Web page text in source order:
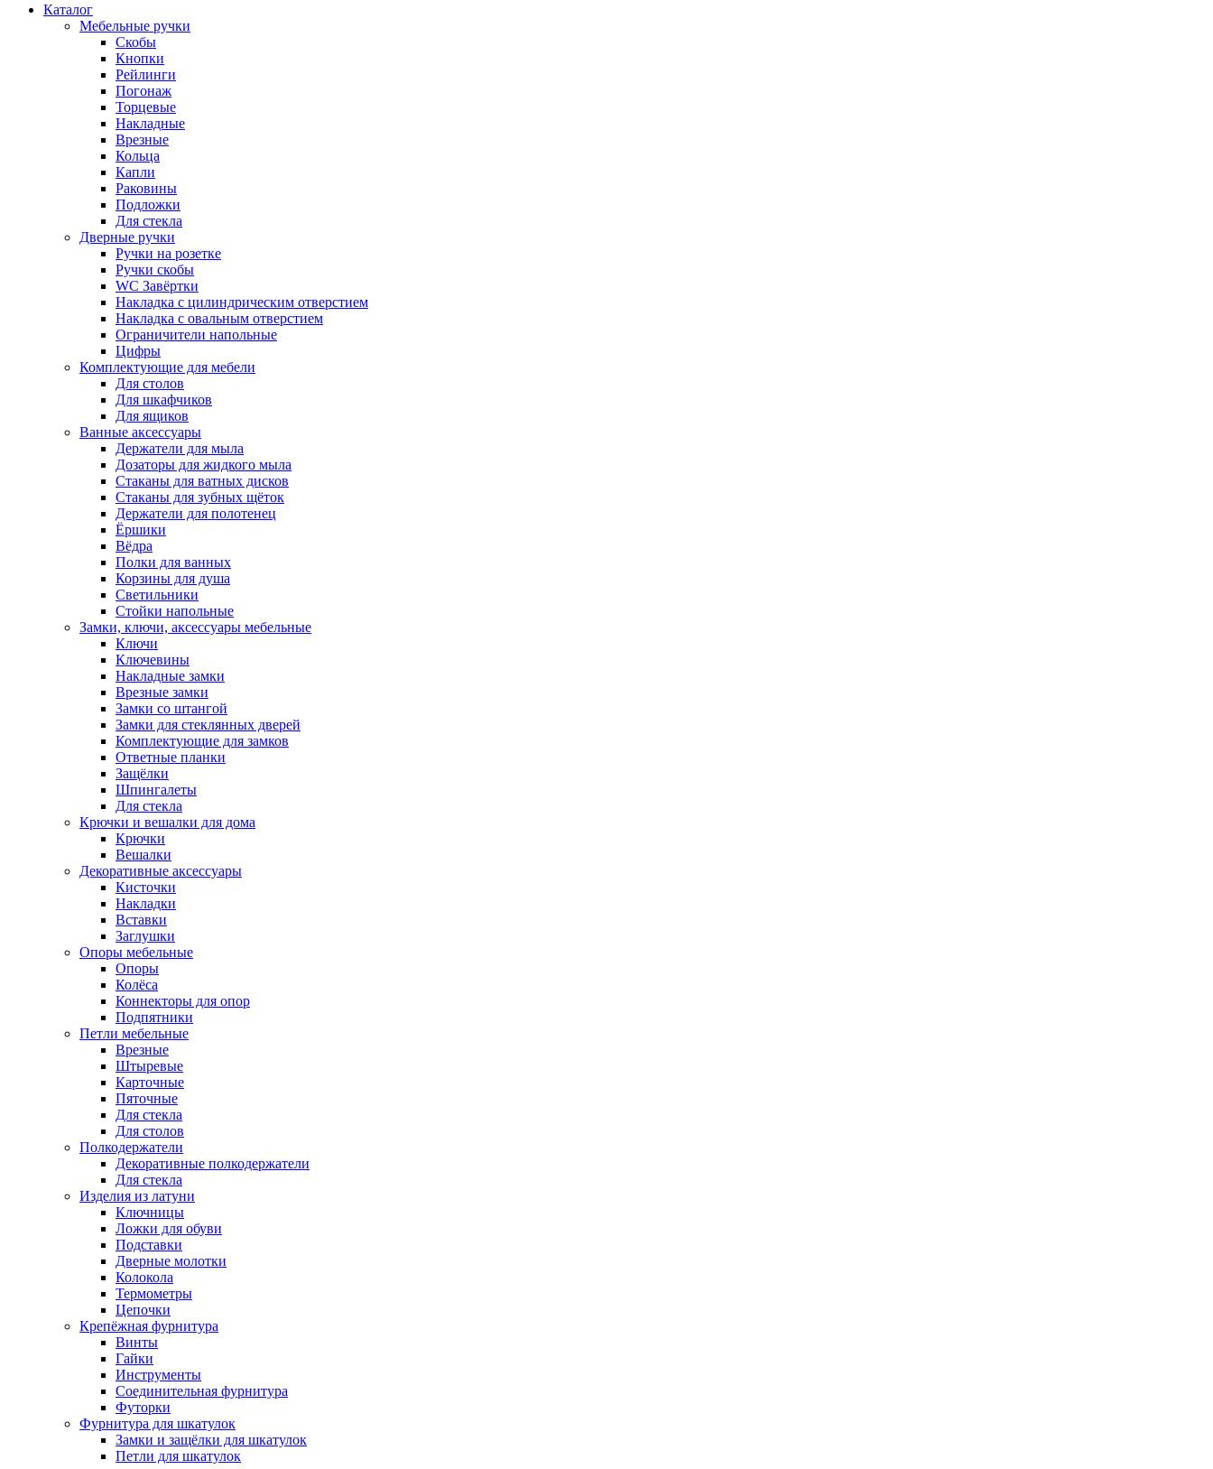
Каталог
Мебельные ручки
Скобы
Кнопки
Рейлинги
Погонаж
Торцевые
Накладные
Врезные
Кольца
Капли
Раковины
Подложки
Для стекла
Дверные ручки
Ручки на розетке
Ручки скобы
WC Завёртки
Накладка с цилиндрическим отверстием
Накладка с овальным отверстием
Ограничители напольные
Цифры
Комплектующие для мебели
Для столов
Для шкафчиков
Для ящиков
Ванные аксессуары
Держатели для мыла
Дозаторы для жидкого мыла
Стаканы для ватных дисков
Стаканы для зубных щёток
Держатели для полотенец
Ёршики
Вёдра
Полки для ванных
Корзины для душа
Светильники
Стойки напольные
Замки, ключи, аксессуары мебельные
Ключи
Ключевины
Накладные замки
Врезные замки
Замки со штангой
Замки для стеклянных дверей
Комплектующие для замков
Ответные планки
Защёлки
Шпингалеты
Для стекла
Крючки и вешалки для дома
Крючки
Вешалки
Декоративные аксессуары
Кисточки
Накладки
Вставки
Заглушки
Опоры мебельные
Опоры
Колёса
Коннекторы для опор
Подпятники
Петли мебельные
Врезные
Штыревые
Карточные
Пяточные
Для стекла
Для столов
Полкодержатели
Декоративные полкодержатели
Для стекла
Изделия из латуни
Ключницы
Ложки для обуви
Подставки
Дверные молотки
Колокола
Термометры
Цепочки
Крепёжная фурнитура
Винты
Гайки
Инструменты
Соединительная фурнитура
Футорки
Фурнитура для шкатулок
Замки и защёлки для шкатулок
Петли для шкатулок